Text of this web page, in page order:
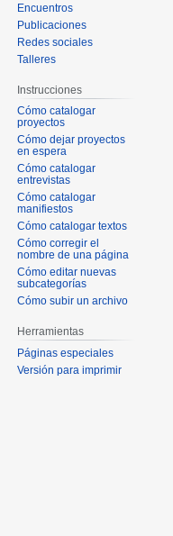
Encuentros
Publicaciones
Redes sociales
Talleres
Instrucciones
Cómo catalogar
proyectos
Cómo dejar proyectos
en espera
Cómo catalogar
entrevistas
Cómo catalogar
manifiestos
Cómo catalogar textos
Cómo corregir el
nombre de una página
Cómo editar nuevas
subcategorías
Cómo subir un archivo
Herramientas
Páginas especiales
Versión para imprimir